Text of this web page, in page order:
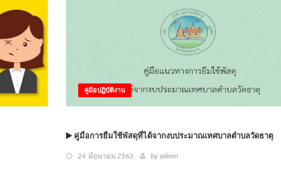
คู่มือปฏิบัติงาน
คู่มือการยืมใช้พัสดุที่ได้จากงบประมาณเทศบาลตำบลวัดธาตุ
24 มิถุนายน 2563 by admin